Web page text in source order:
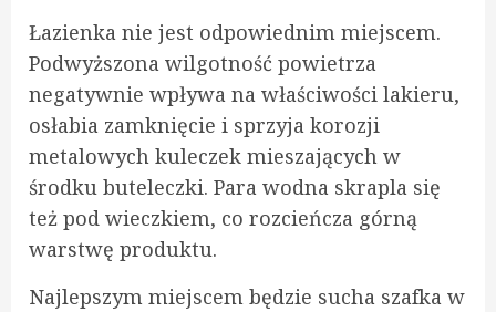
Łazienka nie jest odpowiednim miejscem.
Podwyższona wilgotność powietrza
negatywnie wpływa na właściwości lakieru,
osłabia zamknięcie i sprzyja korozji
metalowych kuleczek mieszających w
środku buteleczki. Para wodna skrapla się
też pod wieczkiem, co rozcieńcza górną
warstwę produktu.
Najlepszym miejscem będzie sucha szafka w